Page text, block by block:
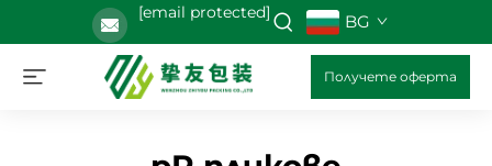
[email protected] BG
Получете оферта